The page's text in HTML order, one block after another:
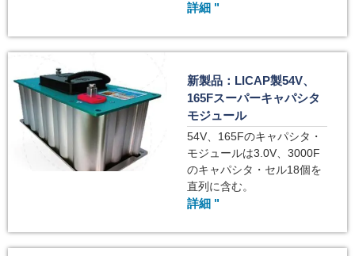
詳細 "
新製品：LICAP製54V、
165Fスーパーキャパシタ
モジュール
54V、165Fのキャパシタ・
モジュールは3.0V、3000F
のキャパシタ・セル18個を
直列に含む。
詳細 "